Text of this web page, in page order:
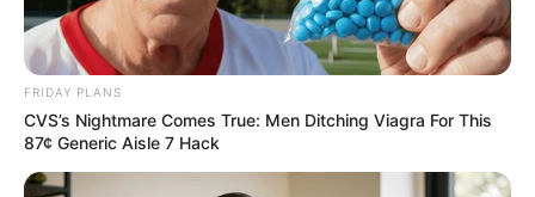
FRIDAY PLANS
CVS’s Nightmare Comes True: Men Ditching Viagra For This
87¢ Generic Aisle 7 Hack